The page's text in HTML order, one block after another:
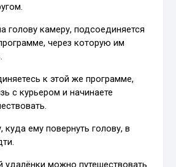
голову камеру, подсоединяется
через которую им
к этой же программе,
с курьером и начинаете
куда ему повернуть голову, в
можно путешествовать